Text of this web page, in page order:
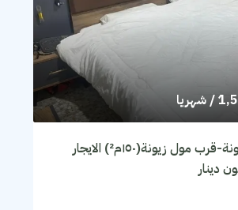
/ شهريا
شقة للايجار في زيونة-قرب مول زيونة(١٥٠م²) الايجار